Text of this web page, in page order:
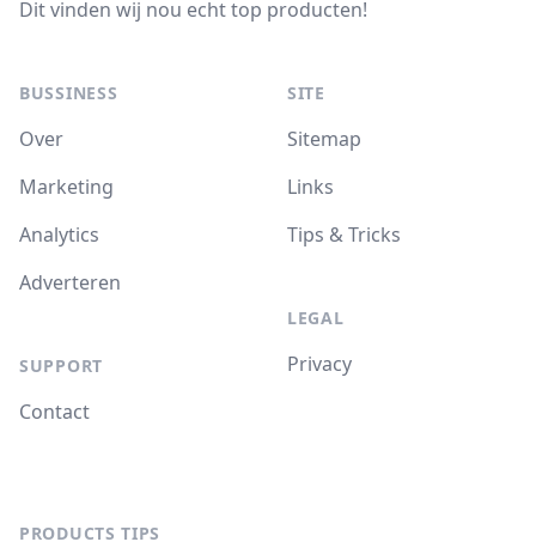
Dit vinden wij nou echt top producten!
BUSSINESS
Over
Marketing
Analytics
Adverteren
SUPPORT
Contact
SITE
Sitemap
Links
Tips & Tricks
LEGAL
Privacy
PRODUCTS TIPS